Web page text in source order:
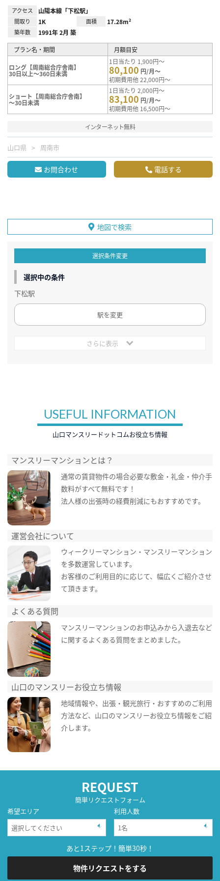
アクセス 山陽本線「下松駅」
間取り 1K 面積 17.28m²
築年数 1991年 2月 築
プラン名・期間 月額目安
ロング【周南総合庁舎南】
30日以上～360日未満
1日当たり 1,900円～
80,100 円/月～
初期費用他 22,000円～
ショート【周南総合庁舎南】
～30日未満
1日当たり 2,000円～
83,100 円/月～
初期費用他 16,500円～
インターネット無料
山口県 周南市
お問合わせ 電話する
地図で検索
選択条件変更
選択中の条件
下松駅
駅を変更
さらに表示
USEFUL INFORMATION
山口マンスリードットコムお役立ち情報
マンスリーマンションとは？
通常の賃貸物件の場合必要な敷金・礼金・仲介手
数料がすべて無料です！
法人様の出張時の経費削減にもおすすめです。
運営会社について
ウィークリーマンション・マンスリーマンション
を多数運営しています。
お客様のご利用目的に応じて、幅広くご紹介させ
て頂きます。
よくある質問
マンスリーマンションのお申込みから入退去など
に関するよくある質問をまとめました。
山口のマンスリーお役立ち情報
地域情報や、出張・観光旅行・おすすめのご利用
方法など、山口のマンスリーお役立ち情報をご紹
介します。
REQUEST
簡単リクエストフォーム
希望エリア
利用人数
あと1ステップ！簡単30秒！
物件リクエストをする